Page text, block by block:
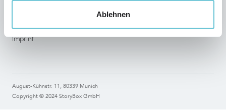
Ablehnen
Imprint
Copyright © 2024 StoryBox GmbH
August-Kühnstr. 11, 80339 Munich